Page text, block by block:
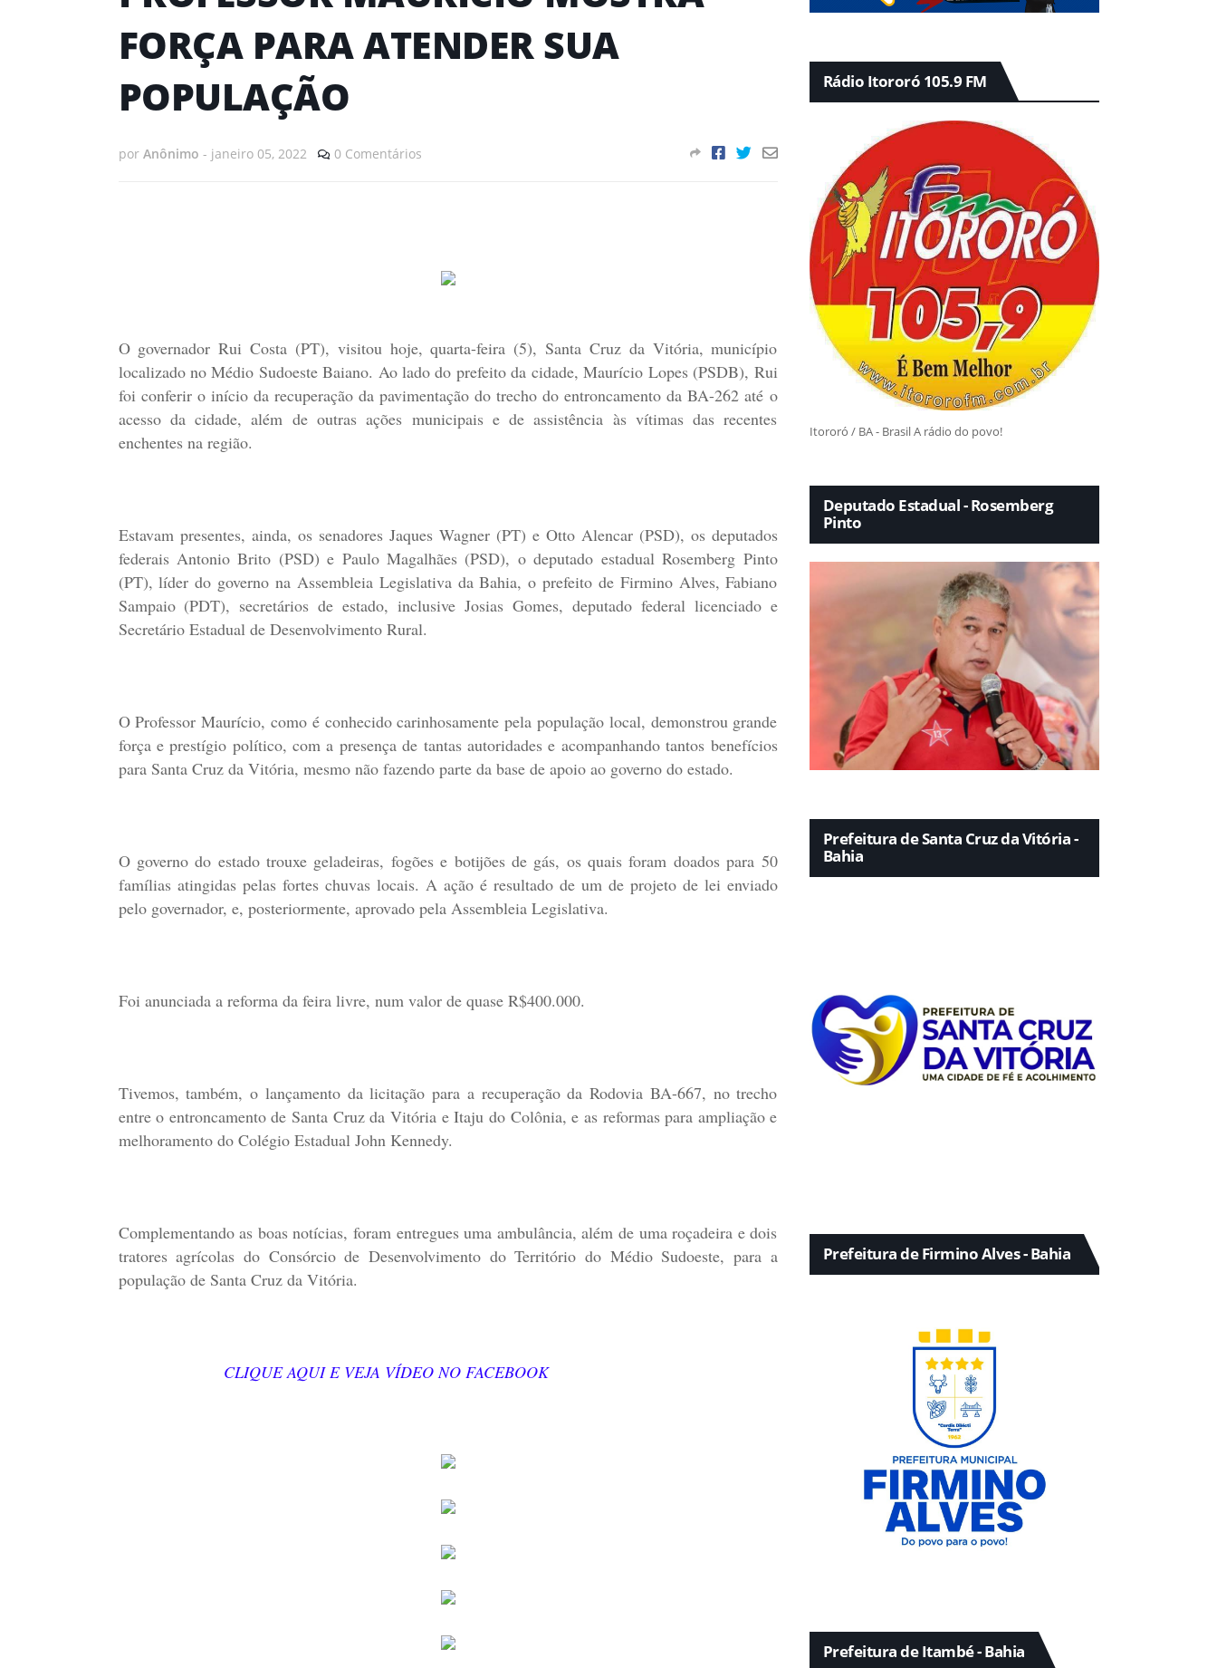
FORÇA PARA ATENDER SUA
POPULAÇÃO
por Anônimo - janeiro 05, 2022 0 Comentários
O governador Rui Costa (PT), visitou hoje, quarta-feira (5), Santa Cruz da Vitória, município
localizado no Médio Sudoeste Baiano. Ao lado do prefeito da cidade, Maurício Lopes (PSDB), Rui
foi conferir o início da recuperação da pavimentação do trecho do entroncamento da BA-262 até o
acesso da cidade, além de outras ações municipais e de assistência às vítimas das recentes
enchentes na região.
Estavam presentes, ainda, os senadores Jaques Wagner (PT) e Otto Alencar (PSD), os deputados
federais Antonio Brito (PSD) e Paulo Magalhães (PSD), o deputado estadual Rosemberg Pinto
(PT), líder do governo na Assembleia Legislativa da Bahia, o prefeito de Firmino Alves, Fabiano
Sampaio (PDT), secretários de estado, inclusive Josias Gomes, deputado federal licenciado e
Secretário Estadual de Desenvolvimento Rural.
O Professor Maurício, como é conhecido carinhosamente pela população local, demonstrou grande
força e prestígio político, com a presença de tantas autoridades e acompanhando tantos benefícios
para Santa Cruz da Vitória, mesmo não fazendo parte da base de apoio ao governo do estado.
O governo do estado trouxe geladeiras, fogões e botijões de gás, os quais foram doados para 50
famílias atingidas pelas fortes chuvas locais. A ação é resultado de um de projeto de lei enviado
pelo governador, e, posteriormente, aprovado pela Assembleia Legislativa.
Foi anunciada a reforma da feira livre, num valor de quase R$400.000.
Tivemos, também, o lançamento da licitação para a recuperação da Rodovia BA-667, no trecho
entre o entroncamento de Santa Cruz da Vitória e Itaju do Colônia, e as reformas para ampliação e
melhoramento do Colégio Estadual John Kennedy.
Complementando as boas notícias, foram entregues uma ambulância, além de uma roçadeira e dois
tratores agrícolas do Consórcio de Desenvolvimento do Território do Médio Sudoeste, para a
população de Santa Cruz da Vitória.
CLIQUE AQUI E VEJA VÍDEO NO FACEBOOK
Rádio Itororó 105.9 FM
Itororó / BA - Brasil A rádio do povo!
Deputado Estadual - Rosemberg
Pinto
Prefeitura de Santa Cruz da Vitória -
Bahia
Prefeitura de Firmino Alves - Bahia
Prefeitura de Itambé - Bahia